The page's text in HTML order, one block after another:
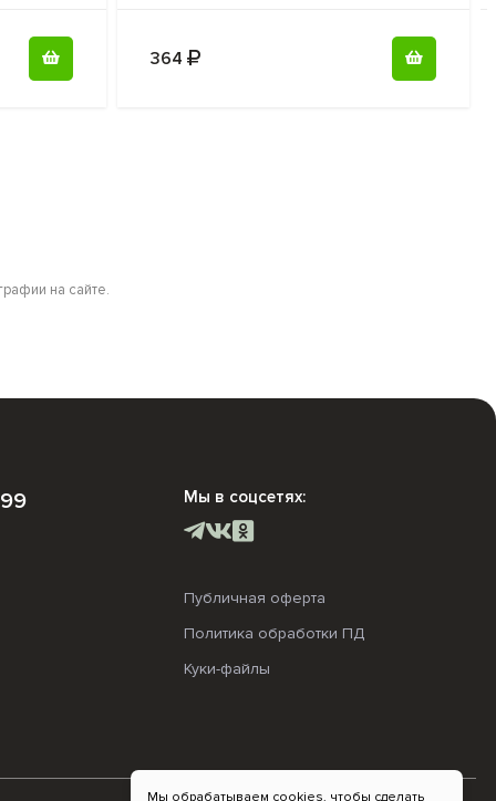
Мы обрабатываем cookies, чтобы сделать
364
на сайте.
Мы в соцсетях:
Публичная оферта
Политика обработки ПД
Куки-файлы